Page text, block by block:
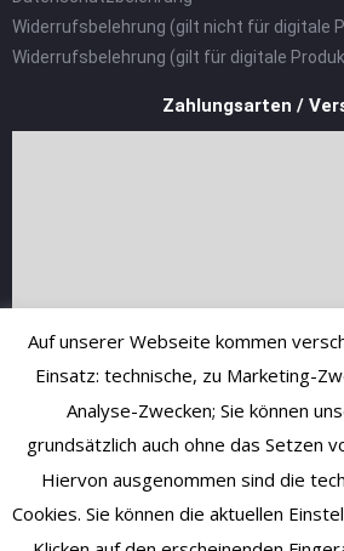
Widerrufsbelehrung (gilt nicht für digitale
Widerrufsbelehrung (gilt für digitale
Zahlungsarten /
Auf unserer Webseite kommen
Einsatz: technische, zu Marketing-
Analyse-Zwecken; Sie können
grundsätzlich auch ohne das Setzen
Hiervon ausgenommen sind die
Cookies. Sie können die aktuellen